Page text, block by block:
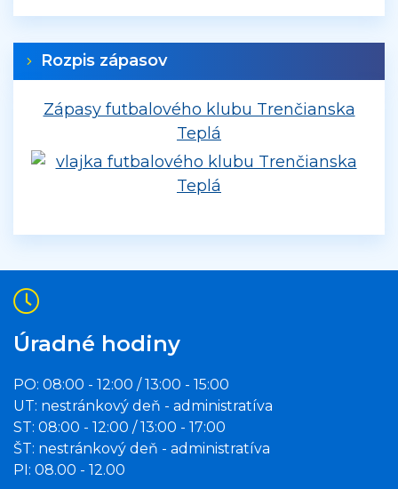
Rozpis zápasov
Zápasy futbalového klubu Trenčianska
Teplá
Úradné hodiny
PO: 08:00 - 12:00 / 13:00 - 15:00
UT: nestránkový deň - administratíva
ST: 08:00 - 12:00 / 13:00 - 17:00
ŠT: nestránkový deň - administratíva
PI: 08.00 - 12.00